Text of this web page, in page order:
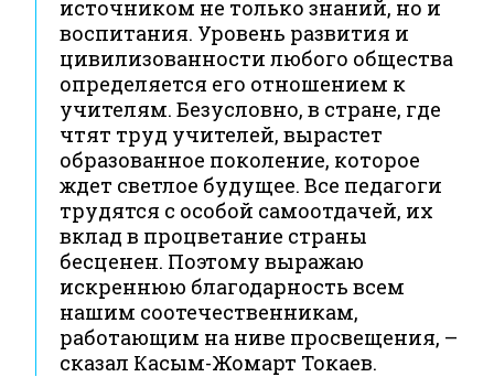
источником не только знаний, но и
воспитания. Уровень развития и
цивилизованности любого общества
определяется его отношением к
учителям. Безусловно, в стране, где
чтят труд учителей, вырастет
образованное поколение, которое
ждет светлое будущее. Все педагоги
трудятся с особой самоотдачей, их
вклад в процветание страны
бесценен. Поэтому выражаю
искреннюю благодарность всем
нашим соотечественникам,
работающим на ниве просвещения, –
сказал Касым-Жомарт Токаев.